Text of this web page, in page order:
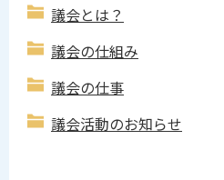
議会とは？
議会の仕組み
議会の仕事
議会活動のお知らせ